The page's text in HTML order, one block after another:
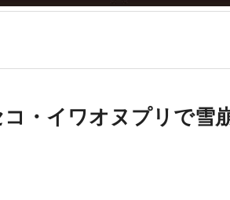
・イワオヌプリで雪